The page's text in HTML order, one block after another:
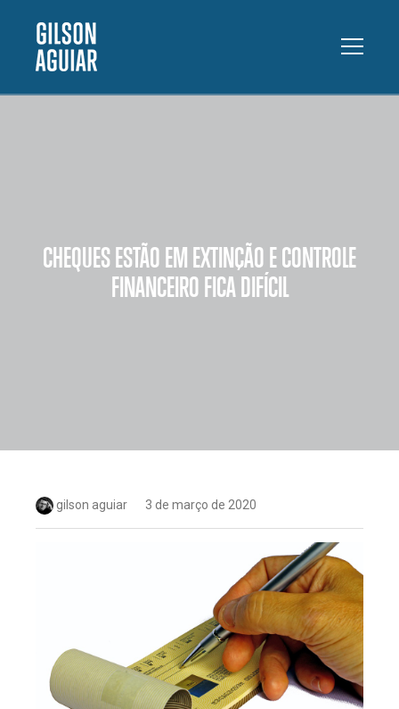
CHEQUES ESTÃO EM EXTINÇÃO E CONTROLE
FINANCEIRO FICA DIFÍCIL
gilson aguiar 3 de março de 2020